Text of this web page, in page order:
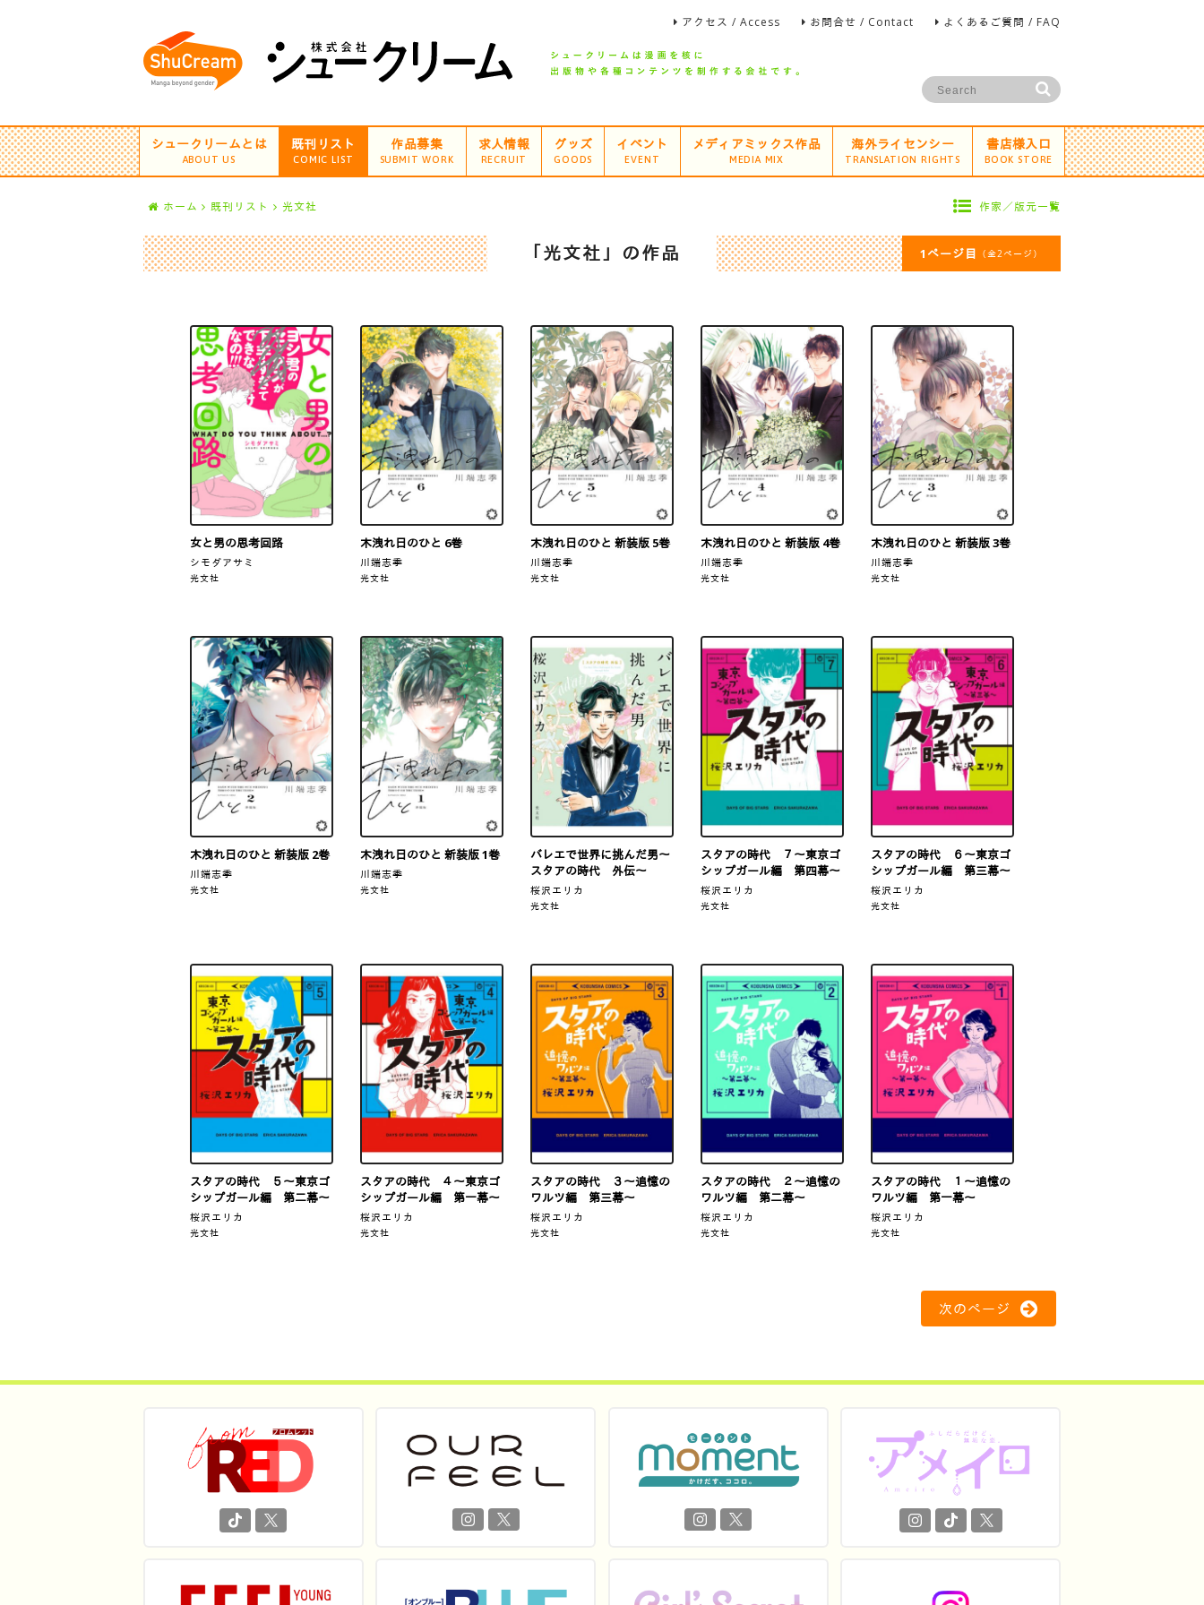
アクセス / Access お問合せ / Contact よくあるご質問 / FAQ
シュークリームとは
ABOUT US
既刊リスト
COMIC LIST
作品募集
SUBMIT WORK
求人情報
RECRUIT
グッズ
GOODS
イベント
EVENT
メディアミックス作品
MEDIA MIX
海外ライセンシー
TRANSLATION RIGHTS
書店様入口
BOOK STORE
ホーム 既刊リスト 光文社 作家／版元一覧
「光文社」の作品 1ページ目 （全2ページ）
女と男の思考回路
シモダアサミ
光文社
木洩れ日のひと 6巻
川端志季
光文社
木洩れ日のひと 新装版 5巻
川端志季
光文社
木洩れ日のひと 新装版 4巻
川端志季
光文社
木洩れ日のひと 新装版 3巻
川端志季
光文社
木洩れ日のひと 新装版 2巻
川端志季
光文社
木洩れ日のひと 新装版 1巻
川端志季
光文社
バレエで世界に挑んだ男～
スタアの時代 外伝～
桜沢エリカ
光文社
スタアの時代 ７～東京ゴ
シップガール編 第四幕～
桜沢エリカ
光文社
スタアの時代 ６～東京ゴ
シップガール編 第三幕～
桜沢エリカ
光文社
スタアの時代 ５～東京ゴ
シップガール編 第二幕～
桜沢エリカ
光文社
スタアの時代 ４～東京ゴ
シップガール編 第一幕～
桜沢エリカ
光文社
スタアの時代 ３～追憶の
ワルツ編 第三幕～
桜沢エリカ
光文社
スタアの時代 ２～追憶の
ワルツ編 第二幕～
桜沢エリカ
光文社
スタアの時代 １～追憶の
ワルツ編 第一幕～
桜沢エリカ
光文社
次のページ